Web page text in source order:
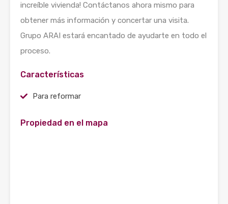
increíble vivienda! Contáctanos ahora mismo para
obtener más información y concertar una visita.
Grupo ARAI estará encantado de ayudarte en todo el
proceso.
Características
Para reformar
Propiedad en el mapa